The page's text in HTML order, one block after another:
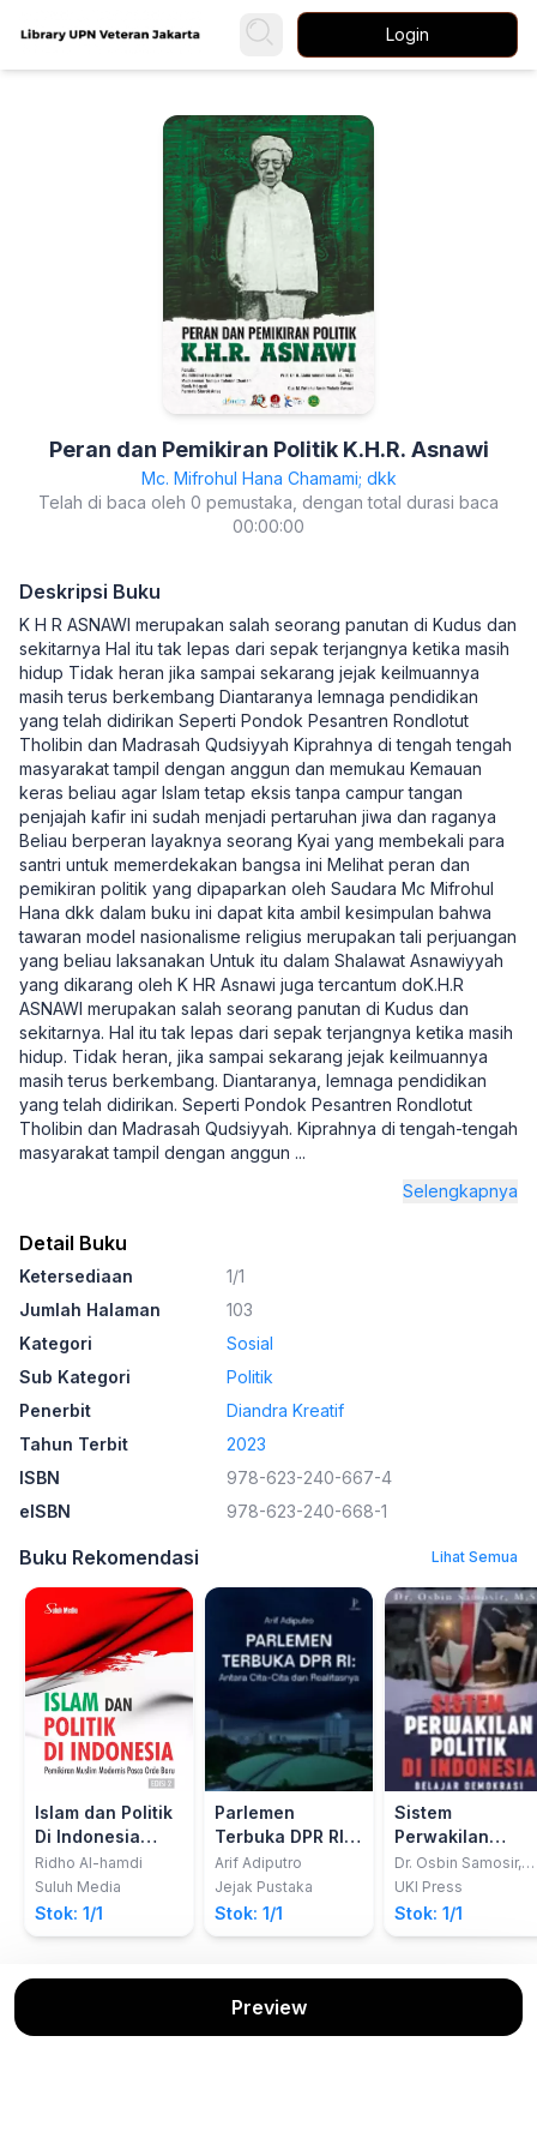
Login
Peran dan Pemikiran Politik K.H.R. Asnawi
Mc. Mifrohul Hana Chamami; dkk
Telah di baca oleh 0 pemustaka, dengan total durasi baca
00:00:00
Deskripsi Buku
K H R ASNAWI merupakan salah seorang panutan di Kudus dan
sekitarnya Hal itu tak lepas dari sepak terjangnya ketika masih
hidup Tidak heran jika sampai sekarang jejak keilmuannya
masih terus berkembang Diantaranya lemnaga pendidikan
yang telah didirikan Seperti Pondok Pesantren Rondlotut
Tholibin dan Madrasah Qudsiyyah Kiprahnya di tengah tengah
masyarakat tampil dengan anggun dan memukau Kemauan
keras beliau agar Islam tetap eksis tanpa campur tangan
penjajah kafir ini sudah menjadi pertaruhan jiwa dan raganya
Beliau berperan layaknya seorang Kyai yang membekali para
santri untuk memerdekakan bangsa ini Melihat peran dan
pemikiran politik yang dipaparkan oleh Saudara Mc Mifrohul
Hana dkk dalam buku ini dapat kita ambil kesimpulan bahwa
tawaran model nasionalisme religius merupakan tali perjuangan
yang beliau laksanakan Untuk itu dalam Shalawat Asnawiyyah
yang dikarang oleh K HR Asnawi juga tercantum doK.H.R
ASNAWI merupakan salah seorang panutan di Kudus dan
sekitarnya. Hal itu tak lepas dari sepak terjangnya ketika masih
hidup. Tidak heran, jika sampai sekarang jejak keilmuannya
masih terus berkembang. Diantaranya, lemnaga pendidikan
yang telah didirikan. Seperti Pondok Pesantren Rondlotut
Tholibin dan Madrasah Qudsiyyah. Kiprahnya di tengah-tengah
masyarakat tampil dengan anggun ...
Selengkapnya
Detail Buku
Ketersediaan
1/1
Jumlah Halaman
103
Kategori
Sosial
Sub Kategori
Politik
Penerbit
Diandra Kreatif
Tahun Terbit
2023
ISBN
978-623-240-667-4
eISBN
978-623-240-668-1
Buku Rekomendasi Lihat Semua
Islam dan Politik
Di Indonesia
Edisi 2; Pemikiran
Muslim Modernis
Pasca Orde Baru
Ridho Al-hamdi
Suluh Media
Stok: 1/1
Parlemen
Terbuka DPR RI:
Antara Cita-Cita
dan Realitasnya
Arif Adiputro
Jejak Pustaka
Stok: 1/1
Sistem
Perwakilan
Politik Di
Indonesia
Dr. Osbin Samosir,
M.Si.
UKI Press
Stok: 1/1
Preview